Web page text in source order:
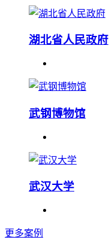
湖北省人民政府
武钢博物馆
武汉大学
更多案例